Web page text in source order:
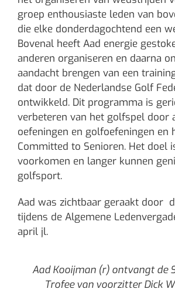
groep enthousiaste leden van
die elke donderdagochtend een
Bovenal heeft Aad energie
anderen organiseren en daarna
aandacht brengen van een
dat door de Nederlandse Golf
ontwikkeld. Dit programma is
verbeteren van het golfspel door
oefeningen en golfoefeningen en
Committed to Senioren. Het doel
voorkomen en langer kunnen
golfsport.
Aad was zichtbaar geraakt door
tijdens de Algemene
april jl.
Aad Kooijman (r) ontvangt de
Trofee van voorzitter Dick